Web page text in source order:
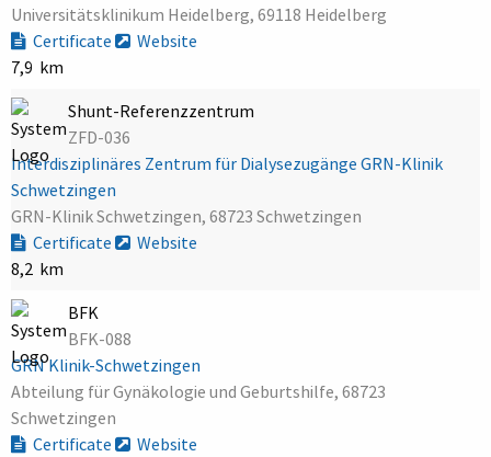
Universitätsklinikum Heidelberg, 69118 Heidelberg
Certificate
Website
7,9 km
Shunt-Referenzzentrum
ZFD-036
Interdisziplinäres Zentrum für Dialysezugänge GRN-Klinik
Schwetzingen
GRN-Klinik Schwetzingen, 68723 Schwetzingen
Certificate
Website
8,2 km
BFK
BFK-088
GRN Klinik-Schwetzingen
Abteilung für Gynäkologie und Geburtshilfe, 68723
Schwetzingen
Certificate
Website